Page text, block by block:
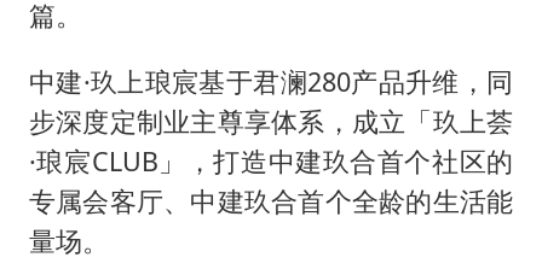
篇。
中建·玖上琅宸基于君澜280产品升维，同
步深度定制业主尊享体系，成立「玖上荟
·琅宸CLUB」，打造中建玖合首个社区的
专属会客厅、中建玖合首个全龄的生活能
量场。